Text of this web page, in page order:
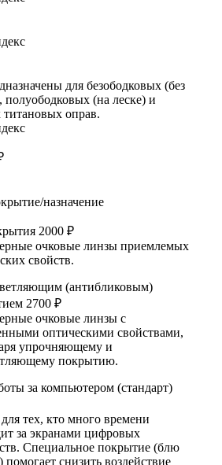
для безободковых (без
полуободковых (на леске) и
титановых оправ.
назначение
2000 ₽
очковые линзы приемлемых
свойств.
(антибликовым)
2700 ₽
очковые линзы с
оптическими свойствами,
упрочняющему и
покрытию.
за компьютером (стандарт)
тех, кто много времени
за экранами цифровых
Специальное покрытие (блю
помогает снизить воздействие